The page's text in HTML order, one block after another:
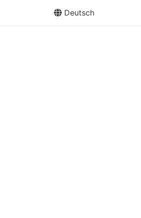
Deutsch